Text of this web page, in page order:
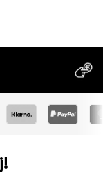
MOŽNOSŤ